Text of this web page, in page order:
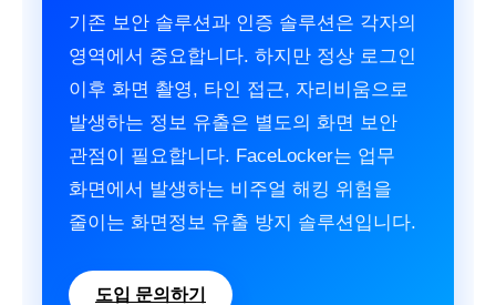
기존 보안 솔루션과 인증 솔루션은 각자의
영역에서 중요합니다. 하지만 정상 로그인
이후 화면 촬영, 타인 접근, 자리비움으로
발생하는 정보 유출은 별도의 화면 보안
관점이 필요합니다. FaceLocker는 업무
화면에서 발생하는 비주얼 해킹 위험을
줄이는 화면정보 유출 방지 솔루션입니다.
도입 문의하기